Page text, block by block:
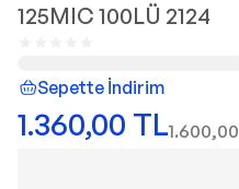
125MIC 100LÜ 2124
Sepette İndirim
1.360,00 TL1.600,00